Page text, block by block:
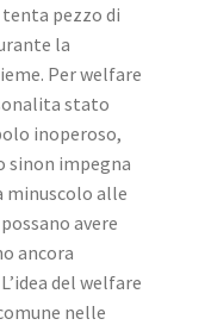
pezzo di
la
Per welfare
stato
inoperoso,
sinon impegna
minuscolo alle
avere
ancora
del welfare
nelle